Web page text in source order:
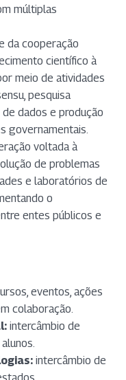
múltiplas
da cooperação
científico à
meio de atividades
pesquisa
de dados e produção
governamentais.
voltada à
de problemas
e laboratórios de
o
entes públicos e
eventos, ações
colaboração.
intercâmbio de
intercâmbio de